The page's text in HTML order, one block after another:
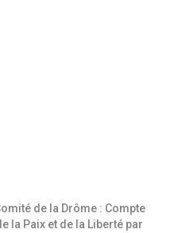
de la Drôme : Compte
la Paix et de la Liberté par